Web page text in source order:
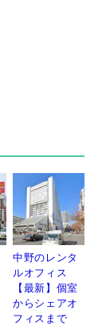
中野のレンタ
ルオフィス
【最新】個室
からシェアオ
フィスまで